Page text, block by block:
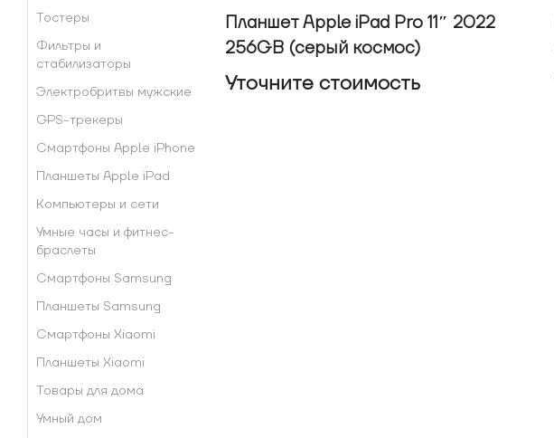
Планшет Apple iPad Pro 11″ 2022
256GB (серый космос)
Уточнитe стоимость
Тостеры
Фильтры и
стабилизаторы
Электробритвы мужские
GPS-трекеры
Смартфоны Apple iPhone
Планшеты Apple iPad
Компьютеры и сети
Умные часы и фитнес-
браслеты
Смартфоны Samsung
Планшеты Samsung
Смартфоны Xiaomi
Планшеты Xiaomi
Товары для дома
Умный дом